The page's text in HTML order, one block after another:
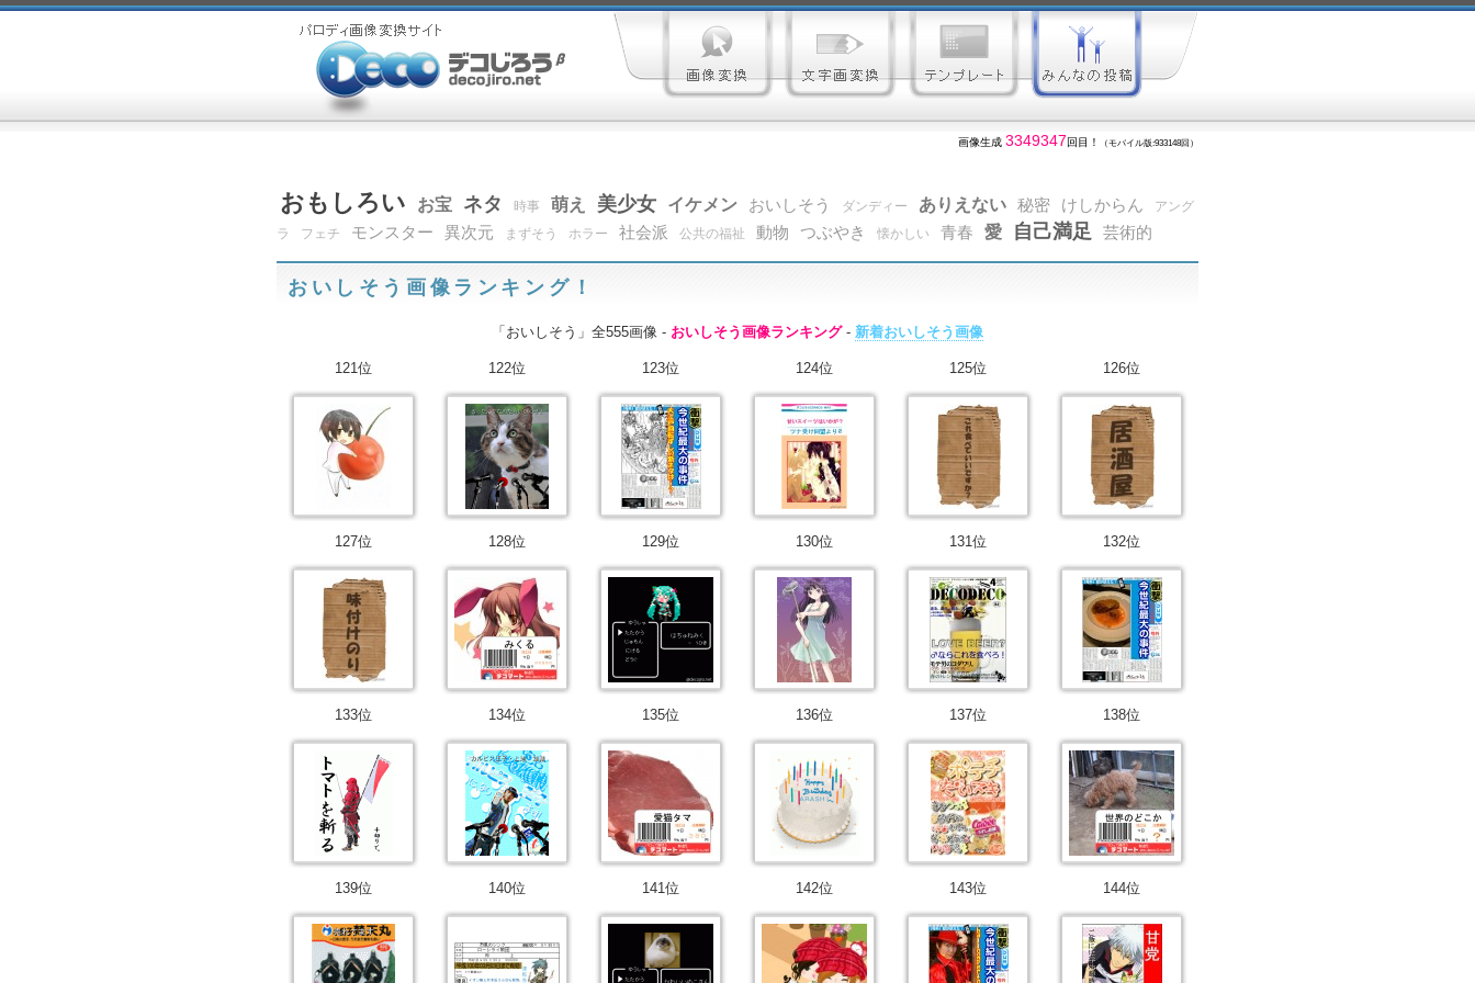
画像生成 3349347 回目！ （モバイル版:933148回）
おもしろい お宝 ネタ 時事 萌え 美少女 イケメン おいしそう ダンディー ありえない 秘密 けしからん
アング
ラ
フェチ モンスター 異次元 まずそう ホラー 社会派 公共の福祉 動物 つぶやき 懐かしい 青春 愛 自己満足 芸術的
おいしそう画像ランキング！
「おいしそう」全555画像 - おいしそう画像ランキング- 新着おいしそう画像
121位 122位 123位 124位 125位 126位
127位 128位 129位 130位 131位 132位
133位 134位 135位 136位 137位 138位
139位 140位 141位 142位 143位 144位